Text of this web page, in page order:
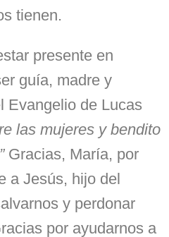
tienen.
presente en
guía, madre y
Evangelio de Lucas
las mujeres y bendito
Gracias, María, por
a Jesús, hijo del
y perdonar
por ayudarnos a